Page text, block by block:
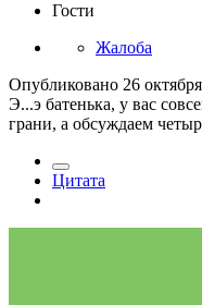
Гости
Жалоба
Опубликовано 26
Э...э батенька, у вас
грани, а обсуждаем
Цитата